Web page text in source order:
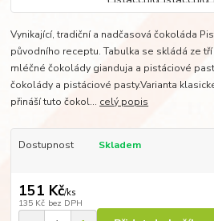
Vynikající, tradiční a nadčasová čokoláda
původního receptu. Tabulka se skládá ze tří
mléčné čokolády gianduja a pistáciové
čokolády a pistáciové pasty.Varianta
přináší tuto čokol... celý popis
Dostupnost Skladem
151 Kč/ks
135 Kč bez DPH